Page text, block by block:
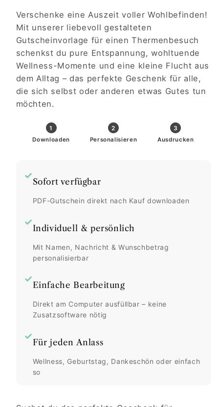
Verschenke eine Auszeit voller Wohlbefinden!
Mit unserer liebevoll gestalteten
Gutscheinvorlage für einen Thermenbesuch
schenkst du pure Entspannung, wohltuende
Wellness-Momente und eine kleine Flucht aus
dem Alltag – das perfekte Geschenk für alle,
die sich selbst oder anderen etwas Gutes tun
möchten.
1
Downloaden
2
Personalisieren
3
Ausdrucken
✓
Sofort verfügbar
PDF-Gutschein direkt nach Kauf downloaden
✓
Individuell & persönlich
Mit Namen, Nachricht & Wunschbetrag
personalisierbar
✓
Einfache Bearbeitung
Direkt am Computer ausfüllbar – keine
Zusatzsoftware nötig
✓
Für jeden Anlass
Wellness, Geburtstag, Dankeschön oder einfach
so